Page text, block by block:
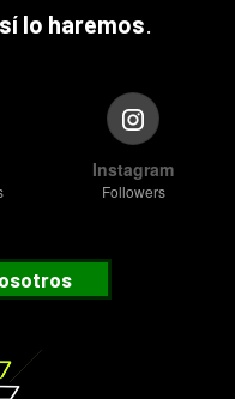
lo haremos.
Instagram
Followers